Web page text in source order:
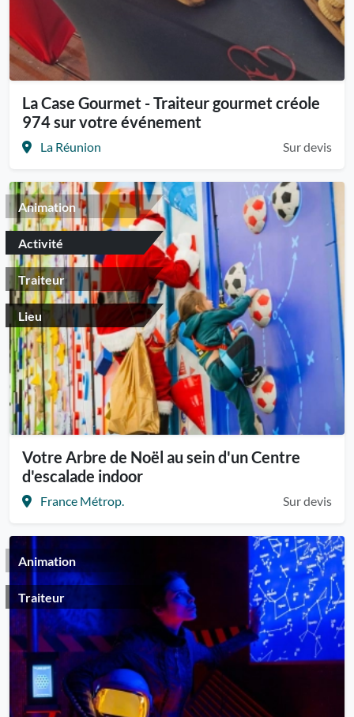
La Case Gourmet - Traiteur gourmet créole
974 sur votre événement
La Réunion Sur devis
Animation
Activité
Traiteur
Lieu
Votre Arbre de Noël au sein d'un Centre
d'escalade indoor
France Métrop. Sur devis
Animation
Traiteur